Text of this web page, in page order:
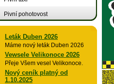
Pivní pohotovost
Leták Duben 2026
Máme nový leták Duben 2026
Vewsele Velikonoce 2026
Přeje Všem vesel Velikonoce.
Nový ceník platný od
1.10.2025